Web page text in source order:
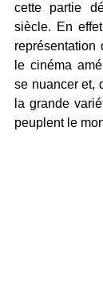
cette partie
siècle. En
représentation
le cinéma
se nuancer et,
la grande
peuplent le